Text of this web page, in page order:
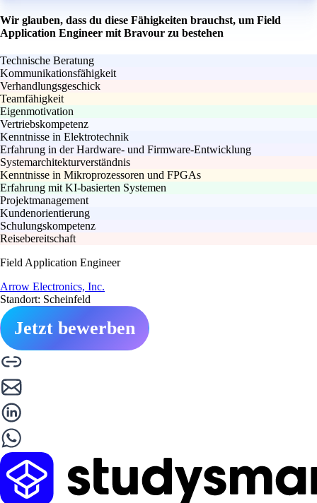
Wir glauben, dass du diese Fähigkeiten brauchst, um Field
Application Engineer mit Bravour zu bestehen
Technische Beratung
Kommunikationsfähigkeit
Verhandlungsgeschick
Teamfähigkeit
Eigenmotivation
Vertriebskompetenz
Kenntnisse in Elektrotechnik
Erfahrung in der Hardware- und Firmware-Entwicklung
Systemarchitekturverständnis
Kenntnisse in Mikroprozessoren und FPGAs
Erfahrung mit KI-basierten Systemen
Projektmanagement
Kundenorientierung
Schulungskompetenz
Reisebereitschaft
Field Application Engineer
Arrow Electronics, Inc.
Standort: Scheinfeld
Jetzt bewerben